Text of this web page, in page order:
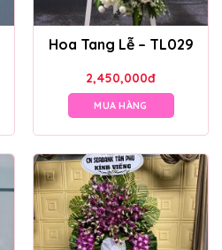
Hoa Tang Lễ – TL029
2,450,000đ
MUA HÀNG